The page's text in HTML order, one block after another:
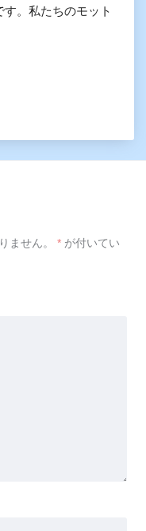
。私たちのモット
ません。 * が付いてい